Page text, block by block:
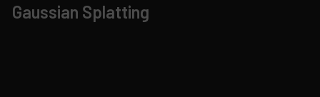
Gaussian Splatting